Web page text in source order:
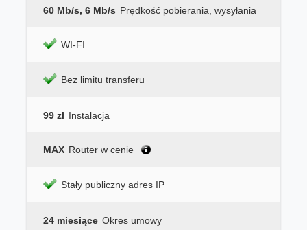
60 Mb/s, 6 Mb/s Prędkość pobierania, wysyłania
WI-FI
Bez limitu transferu
99 zł Instalacja
MAX Router w cenie
Stały publiczny adres IP
24 miesiące Okres umowy